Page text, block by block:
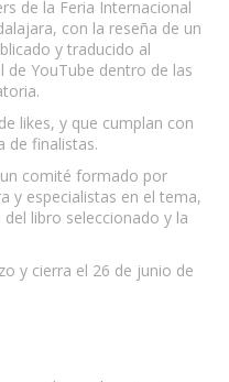
de la Feria Internacional
con la reseña de un
y traducido al
de YouTube dentro de las
likes, y que cumplan con
de finalistas.
comité formado por
y especialistas en el tema,
libro seleccionado y la
y cierra el 26 de junio de